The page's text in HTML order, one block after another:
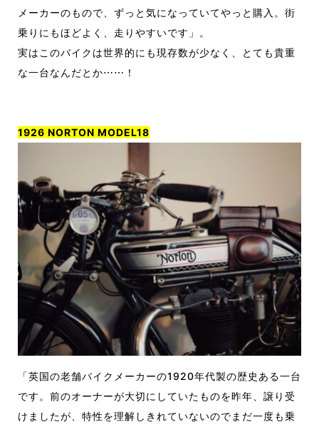
メーカーのもので、ずっと気になっていてやっと購入。街
乗りにもほどよく、走りやすいです」。
実はこのバイクは世界的にも現存数が少なく、とても貴重
な一台なんだとか⋯⋯！
1926 NORTON MODEL18
「英国の老舗バイクメーカーの1920年代製の歴史ある一台
です。前のオーナーが大切にしていたものを昨年、譲り受
けましたが、特性を理解しきれていないのでまだ一度も乗